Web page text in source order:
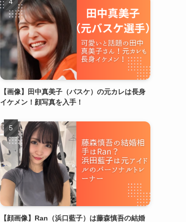
【画像】田中真美子（バスケ）の元カレは長身
イケメン！顔写真を入手！
【顔画像】Ran（浜口藍子）は藤森慎吾の結婚